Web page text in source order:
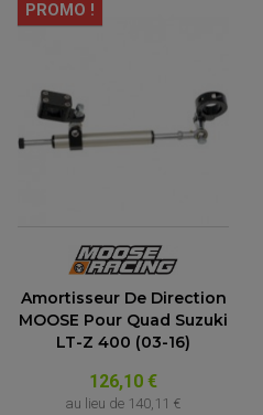
PROMO !
Amortisseur De Direction
MOOSE Pour Quad Suzuki
LT-Z 400 (03-16)
126,10 €
au lieu de 140,11 €